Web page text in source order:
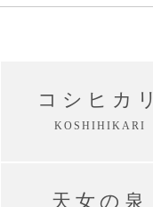
コシヒカリ
KOSHIHIKARI
天女の泉